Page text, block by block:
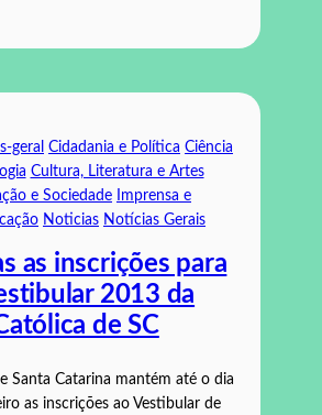
geral Cidadania e Política Ciência
Cultura, Literatura e Artes
e Sociedade
Imprensa e
Noticias Notícias Gerais
as inscrições para
2013 da
de SC
Santa Catarina mantém até o dia
as inscrições ao Vestibular de